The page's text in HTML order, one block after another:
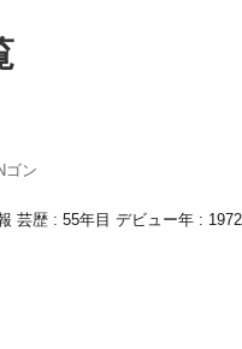
ゴン
芸歴 : 55年目 デビュー年 :